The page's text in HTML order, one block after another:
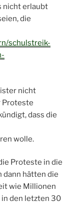
nicht erlaubt
die
schulstreik-
nicht
Proteste
dass die
wolle.
Proteste in die
dann hätten die
wie Millionen
den letzten 30